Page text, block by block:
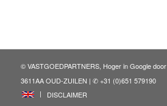
© VASTGOEDPARTNERS, Hoger in Google door
3611AA OUD-ZUILEN | ✆ +31 (0)651 579190
ENG
DISCLAIMER